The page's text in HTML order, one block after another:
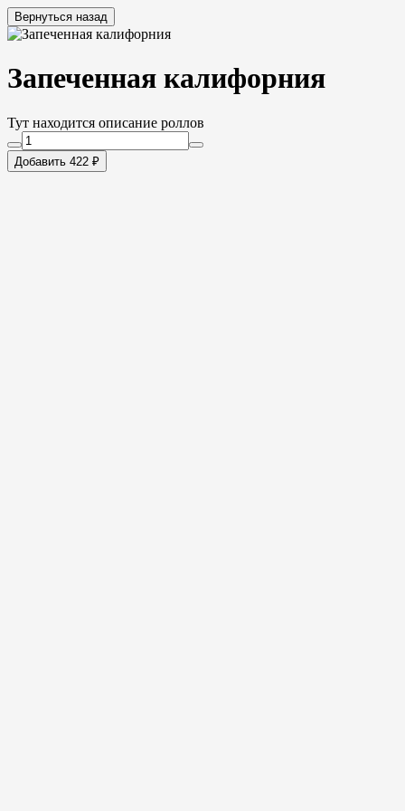
Вернуться назад
Запеченная калифорния
Тут находится описание роллов
Добавить 422 ₽